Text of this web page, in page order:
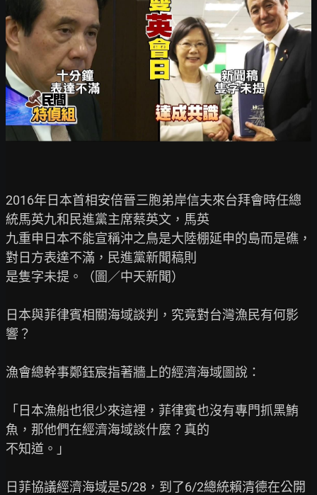
2016年日本首相安倍晉三胞弟岸信夫來台拜會時任總
統馬英九和民進黨主席蔡英文，馬英
九重申日本不能宣稱沖之鳥是大陸棚延申的島而是礁，
對日方表達不滿，民進黨新聞稿則
是隻字未提。（圖／中天新聞）
日本與菲律賓相關海域談判，究竟對台灣漁民有何影
響？
漁會總幹事鄭鈺宸指著牆上的經濟海域圖說：
「日本漁船也很少來這裡，菲律賓也沒有專門抓黑鮪
魚，那他們在經濟海域談什麼？真的
不知道。」
日菲協議經濟海域是5/28，到了6/2總統賴清德在公開